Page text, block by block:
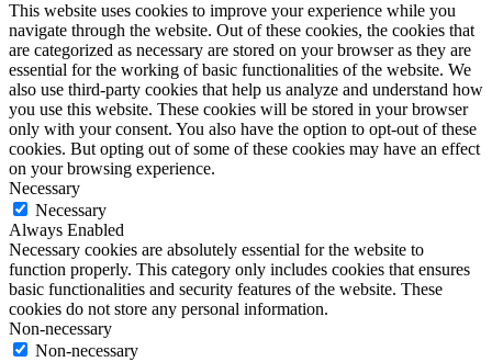
This website uses cookies to improve your experience while you
navigate through the website. Out of these cookies, the cookies that
are categorized as necessary are stored on your browser as they are
essential for the working of basic functionalities of the website. We
also use third-party cookies that help us analyze and understand how
you use this website. These cookies will be stored in your browser
only with your consent. You also have the option to opt-out of these
cookies. But opting out of some of these cookies may have an effect
on your browsing experience.
Necessary
Necessary
Always Enabled
Necessary cookies are absolutely essential for the website to
function properly. This category only includes cookies that ensures
basic functionalities and security features of the website. These
cookies do not store any personal information.
Non-necessary
Non-necessary